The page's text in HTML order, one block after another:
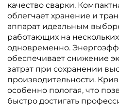
качество сварки.
облегчает хранение и
аппарат идеальным
работающих на
одновременно.
обеспечивает снижение
затрат при сохранении
производительности.
особенно пологая, что
быстро достигать